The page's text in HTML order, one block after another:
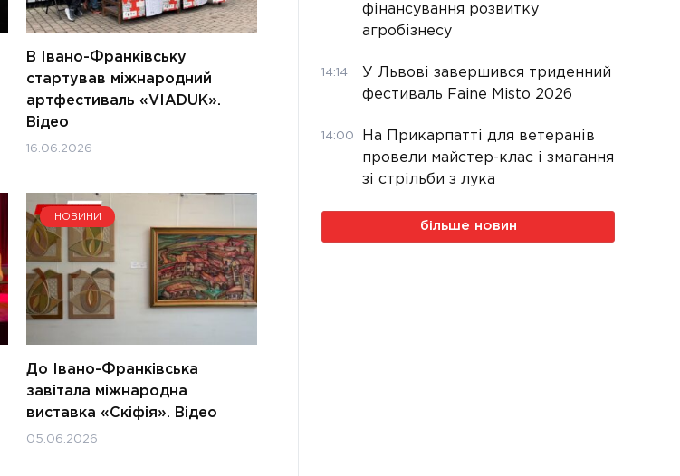
В Івано-Франківську
стартував міжнародний
артфестиваль «VIADUK».
Відео
16.06.2026
НОВИНИ
До Івано-Франківська
завітала міжнародна
виставка «Скіфія». Відео
05.06.2026
фінансування розвитку
агробізнесу
14:14
У Львові завершився триденний
фестиваль Faine Misto 2026
14:00
На Прикарпатті для ветеранів
провели майстер-клас і змагання
зі стрільби з лука
більше новин